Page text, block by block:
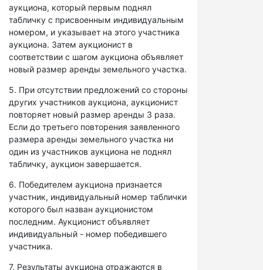
аукциона, который первым поднял
табличку с присвоенным индивидуальным
номером, и указывает на этого участника
аукциона. Затем аукционист в
соответствии с шагом аукциона объявляет
новый размер аренды земельного участка.
5. При отсутствии предложений со стороны
других участников аукциона, аукционист
повторяет новый размер аренды 3 раза.
Если до третьего повторения заявленного
размера аренды земельного участка ни
один из участников аукциона не поднял
табличку, аукцион завершается.
6. Победителем аукциона признается
участник, индивидуальный номер таблички
которого был назван аукционистом
последним. Аукционист объявляет
индивидуальный - номер победившего
участника.
7. Результаты аукциона отражаются в